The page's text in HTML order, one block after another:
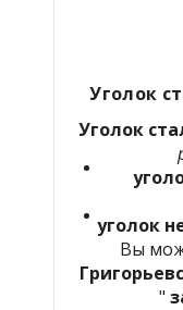
Уголок
Уголок
уголок
Вы
"